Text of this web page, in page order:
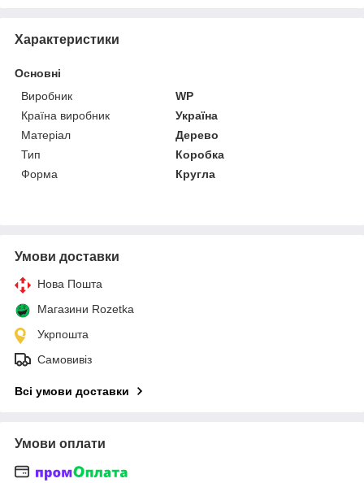
Характеристики
Основні
Виробник
WP
Країна виробник
Україна
Матеріал
Дерево
Тип
Коробка
Форма
Кругла
Умови доставки
Нова Пошта
Магазини Rozetka
Укрпошта
Самовивіз
Всі умови доставки
Умови оплати